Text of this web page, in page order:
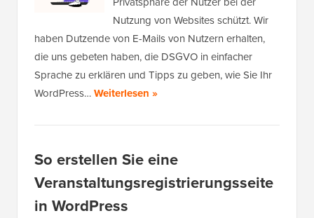
Nutzung von Websites schützt. Wir
haben Dutzende von E-Mails von Nutzern erhalten,
die uns gebeten haben, die DSGVO in einfacher
Sprache zu erklären und Tipps zu geben, wie Sie Ihr
WordPress…Weiterlesen »
So erstellen Sie eine
Veranstaltungsregistrierungsseite
in WordPress